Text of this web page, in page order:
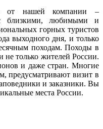
от нашей компании –
близкими, любимыми и
горных туристов
выходного дня, и только
походам. Походы в
только жителей России.
и даже стран. Многие
предусматривают визит в
и заказники. Вы
места России.